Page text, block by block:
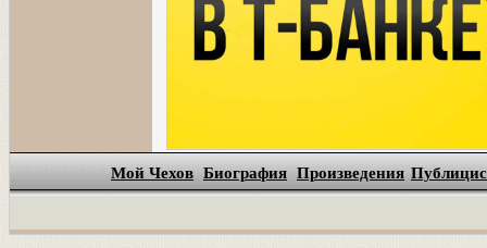
Мой Чехов Биография Произведения